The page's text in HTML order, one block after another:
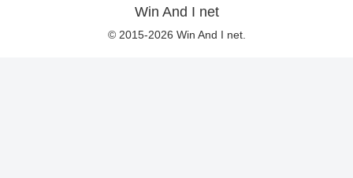
Win And I net
© 2015-2026 Win And I net.